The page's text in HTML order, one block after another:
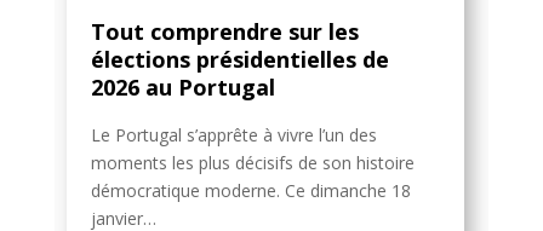
Tout comprendre sur les
élections présidentielles de
2026 au Portugal
Le Portugal s’apprête à vivre l’un des
moments les plus décisifs de son histoire
démocratique moderne. Ce dimanche 18
janvier…